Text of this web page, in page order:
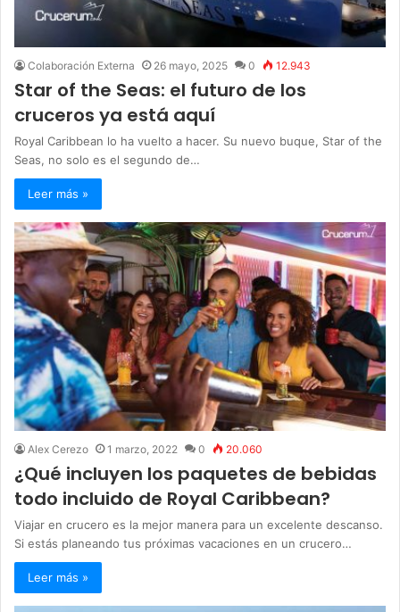
Colaboración Externa 26 mayo, 2025 0 12.943
Star of the Seas: el futuro de los
cruceros ya está aquí
Royal Caribbean lo ha vuelto a hacer. Su nuevo buque, Star of the
Seas, no solo es el segundo de…
Leer más »
Alex Cerezo 1 marzo, 2022 0 20.060
¿Qué incluyen los paquetes de bebidas
todo incluido de Royal Caribbean?
Viajar en crucero es la mejor manera para un excelente descanso.
Si estás planeando tus próximas vacaciones en un crucero…
Leer más »